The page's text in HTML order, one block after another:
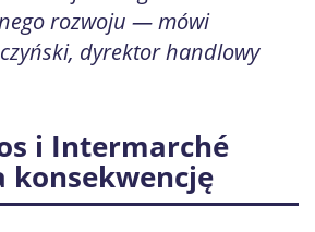
rozwoju — mówi
dyrektor handlowy
i Intermarché
konsekwencję